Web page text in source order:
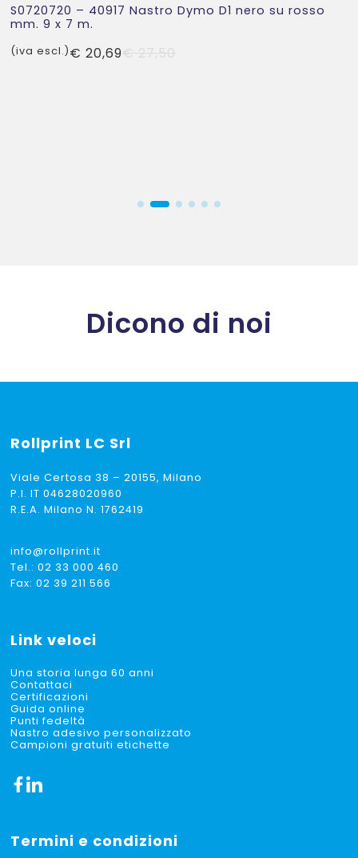
S0720720 – 40917 Nastro Dymo D1 nero su rosso
mm. 9 x 7 m.
€ 20,69
(iva escl.)
Dicono di noi
Rollprint LC Srl
Viale Certosa 38 – 20155, Milano
P.I. IT 04628020960
R.E.A. Milano N. 1762419
info@rollprint.it
Tel.:02 33 000 460
Fax: 02 39 211 566
Link veloci
Una storia lunga 60 anni
Contattaci
Certificazioni
Guida online
Punti fedeltà
Nastro adesivo personalizzato
Campioni gratuiti etichette
Termini e condizioni